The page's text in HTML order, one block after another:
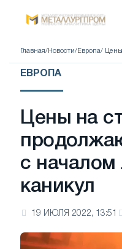
Главная/ Новости/ Европа/ Цены
ЕВРОПА
Цены на
с началом
каникул
19 ИЮЛЯ 2022, 13:51